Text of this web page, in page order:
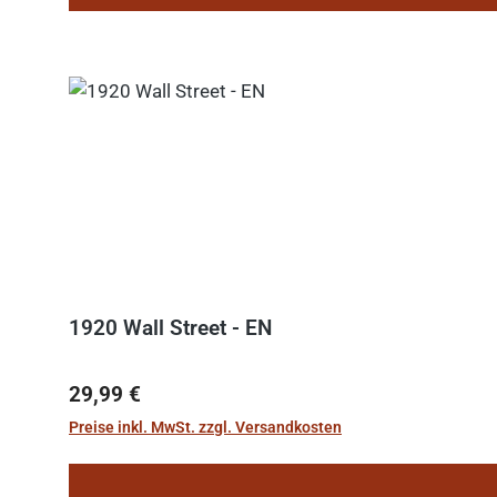
1920 Wall Street - EN
Regulärer Preis:
29,99 €
Preise inkl. MwSt. zzgl. Versandkosten